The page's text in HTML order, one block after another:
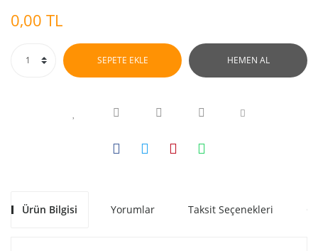
0,00 TL
SEPETE EKLE HEMEN AL
Ürün Bilgisi Yorumlar Taksit Seçenekleri